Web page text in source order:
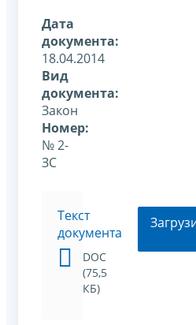
Дата
документа:
18.04.2014
Вид
документа:
Закон
Номер:
№ 2-
ЗС
Текст
документа
DOC
(75,5
КБ)